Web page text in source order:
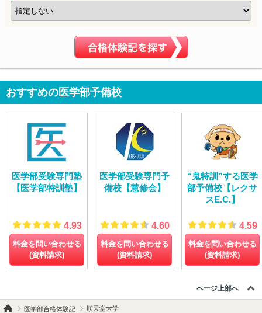
おすすめの医学部予備校
医学部受験専門塾
【医学部特訓塾】
4.93
料金を問い合わせる
(資料請求)
医学部受験専門予
備校【慧修会】
4.60
料金を問い合わせる
(資料請求)
“鬼特訓”する医学
部予備校【レクサ
スE.C.】
4.59
料金を問い合わせる
(資料請求)
ページ上部へ
医学部合格体験記 順天堂大学